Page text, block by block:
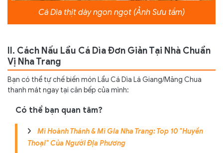
Cá Dìa thịt dày ngon ngọt (Ảnh Sưu tầm)
II. Cách Nấu Lẩu Cá Dìa Đơn Giản Tại Nhà Chuẩn
Vị Nha Trang
Bạn có thể tự chế biến món Lẩu Cá Dìa Lá Giang/Măng Chua
thanh mát ngay tại căn bếp của mình:
Có thể bạn quan tâm?
Mì Hoành Thánh & Mì Gia Nha Trang: Top 10 "Huyền
Thoại" Của Người Địa Phương